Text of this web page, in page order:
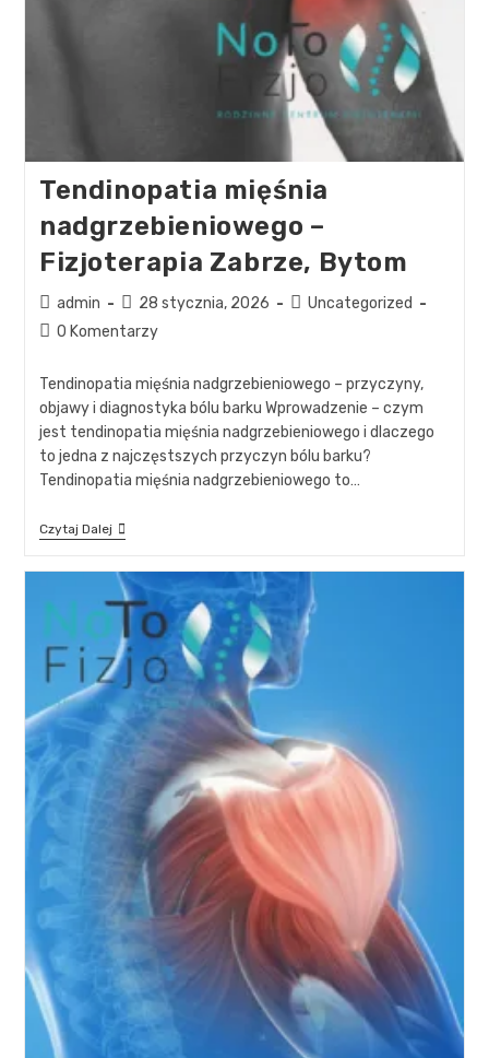
Tendinopatia mięśnia
nadgrzebieniowego –
Fizjoterapia Zabrze, Bytom
admin 28 stycznia, 2026
Uncategorized
0 Komentarzy
Tendinopatia mięśnia nadgrzebieniowego – przyczyny,
objawy i diagnostyka bólu barku Wprowadzenie – czym
jest tendinopatia mięśnia nadgrzebieniowego i dlaczego
to jedna z najczęstszych przyczyn bólu barku?
Tendinopatia mięśnia nadgrzebieniowego to…
Czytaj Dalej